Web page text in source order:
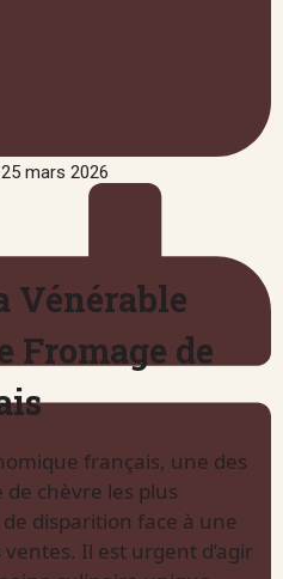
mars 2026
Vénérable
Fromage de
français, une des
chèvre les plus
disparition face à une
Il est urgent d’agir